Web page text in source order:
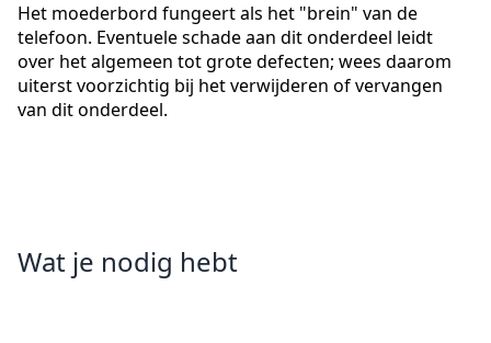
Het moederbord fungeert als het "brein" van de
telefoon. Eventuele schade aan dit onderdeel leidt
over het algemeen tot grote defecten; wees daarom
uiterst voorzichtig bij het verwijderen of vervangen
van dit onderdeel.
Wat je nodig hebt